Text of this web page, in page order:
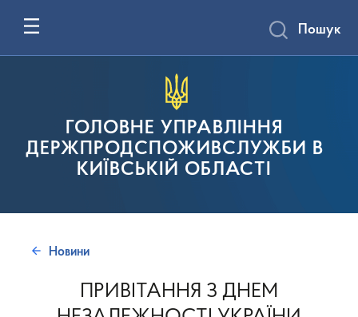
ГОЛОВНЕ УПРАВЛІННЯ
ДЕРЖПРОДСПОЖИВСЛУЖБИ В
КИЇВСЬКІЙ ОБЛАСТІ
Пошук
Новини
ПРИВІТАННЯ З ДНЕМ